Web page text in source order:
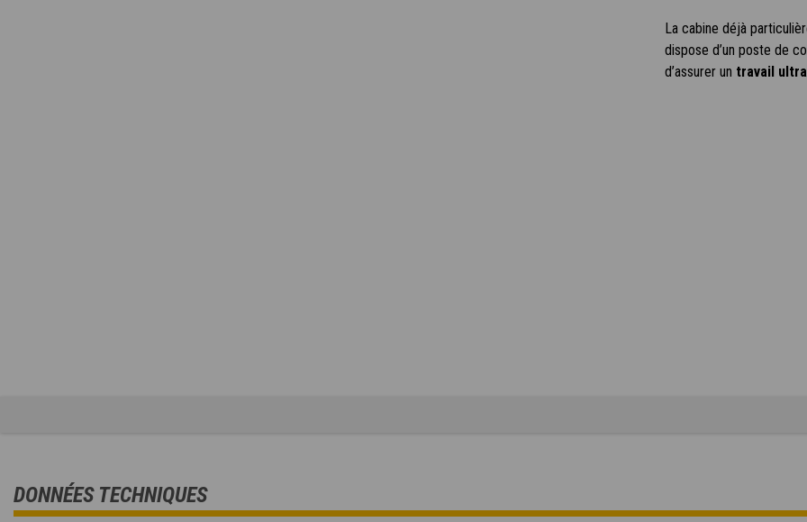
La cabine déjà
dispose d’un poste de
d’assurer un travail
DONNÉES TECHNIQUES